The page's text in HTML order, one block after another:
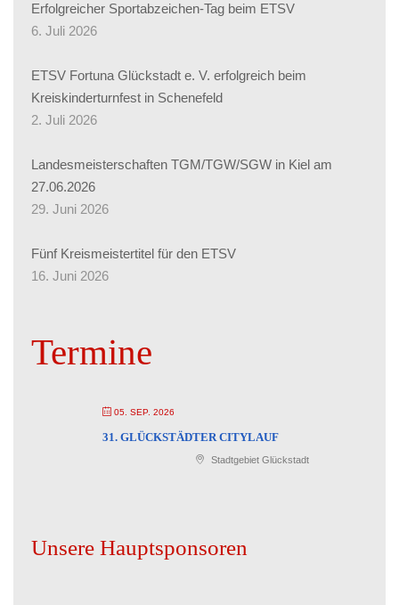
Erfolgreicher Sportabzeichen-Tag beim ETSV
6. Juli 2026
ETSV Fortuna Glückstadt e. V. erfolgreich beim
Kreiskinderturnfest in Schenefeld
2. Juli 2026
Landesmeisterschaften TGM/TGW/SGW in Kiel am
27.06.2026
29. Juni 2026
Fünf Kreismeistertitel für den ETSV
16. Juni 2026
Termine
05. SEP. 2026
31. GLÜCKSTÄDTER CITYLAUF
Stadtgebiet Glückstadt
Unsere Hauptsponsoren